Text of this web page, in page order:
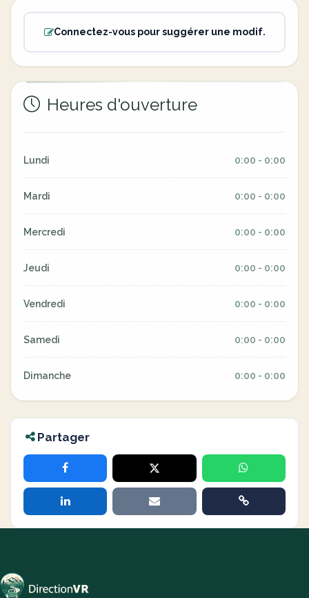
Connectez-vous pour suggérer une modif.
Heures d'ouverture
Lundi 0:00 - 0:00
Mardi 0:00 - 0:00
Mercredi 0:00 - 0:00
Jeudi 0:00 - 0:00
Vendredi 0:00 - 0:00
Samedi 0:00 - 0:00
Dimanche 0:00 - 0:00
Partager